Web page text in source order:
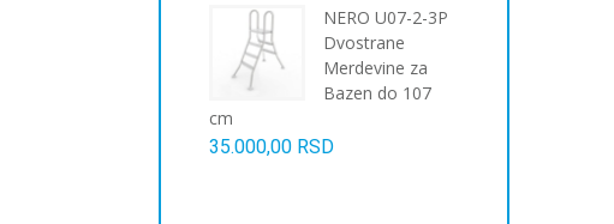
NERO U07-2-3P
Dvostrane
Merdevine za
Bazen do 107
cm
35.000,00 RSD